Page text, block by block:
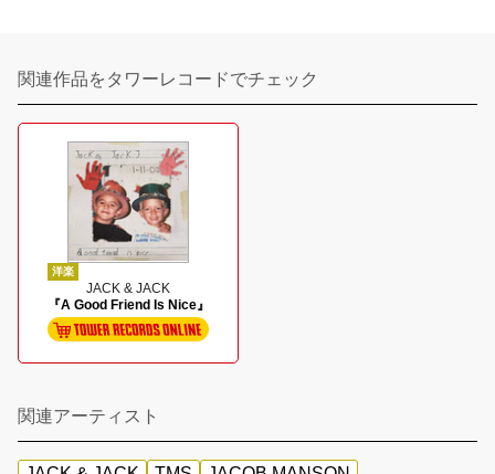
関連作品をタワーレコードでチェック
洋楽
JACK & JACK
『A Good Friend Is Nice』
関連アーティスト